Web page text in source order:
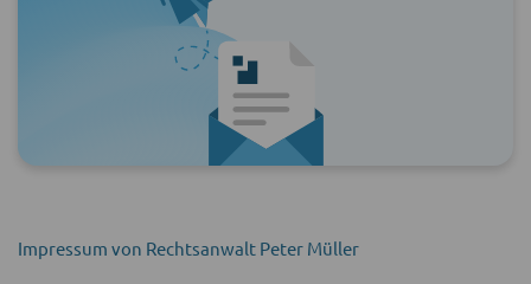
Impressum von Rechtsanwalt Peter Müller